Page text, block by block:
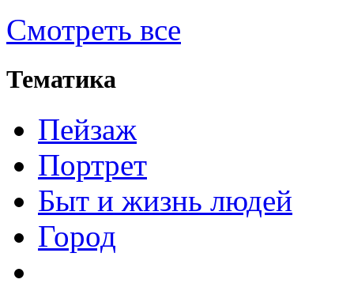
Смотреть все
Тематика
Пейзаж
Портрет
Быт и жизнь людей
Город